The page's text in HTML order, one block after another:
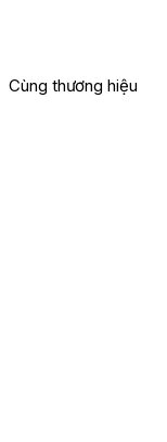
Cùng thương hiệu